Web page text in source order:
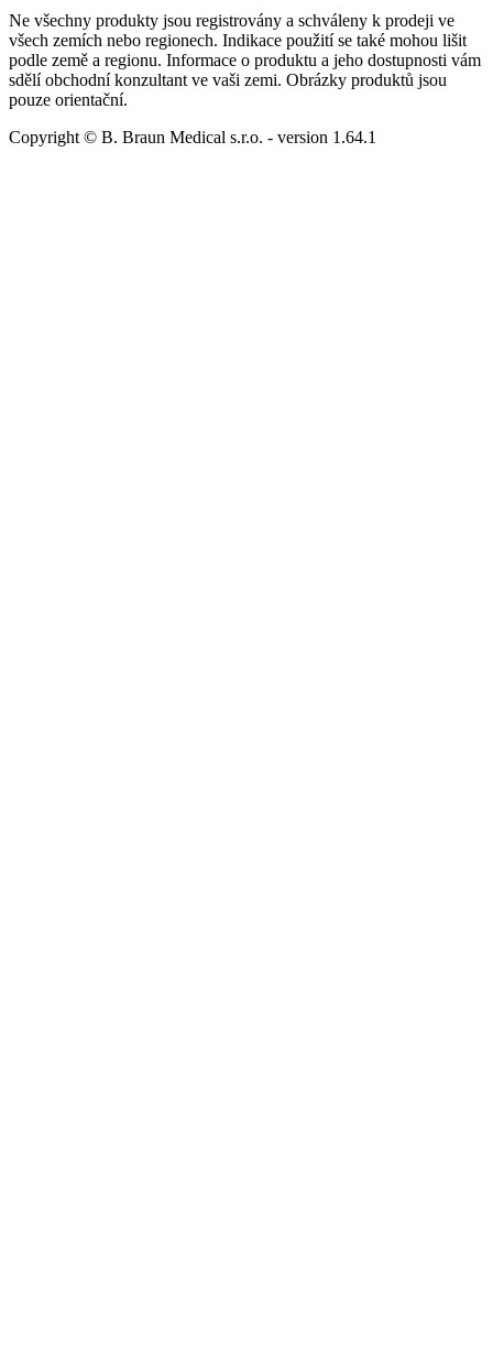
Ne všechny produkty jsou registrovány a schváleny k prodeji ve
všech zemích nebo regionech. Indikace použití se také mohou lišit
podle země a regionu. Informace o produktu a jeho dostupnosti vám
sdělí obchodní konzultant ve vaši zemi. Obrázky produktů jsou
pouze orientační.
Copyright © B. Braun Medical s.r.o. - version 1.64.1